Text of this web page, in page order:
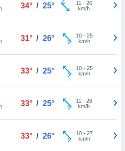
34° / 25° 11 - 20
km/h
31° / 26° 10- 25
km/h
33° / 25° 10- 25
km/h
33° / 25° 11 - 26
km/h
33° / 26° 10- 27
km/h